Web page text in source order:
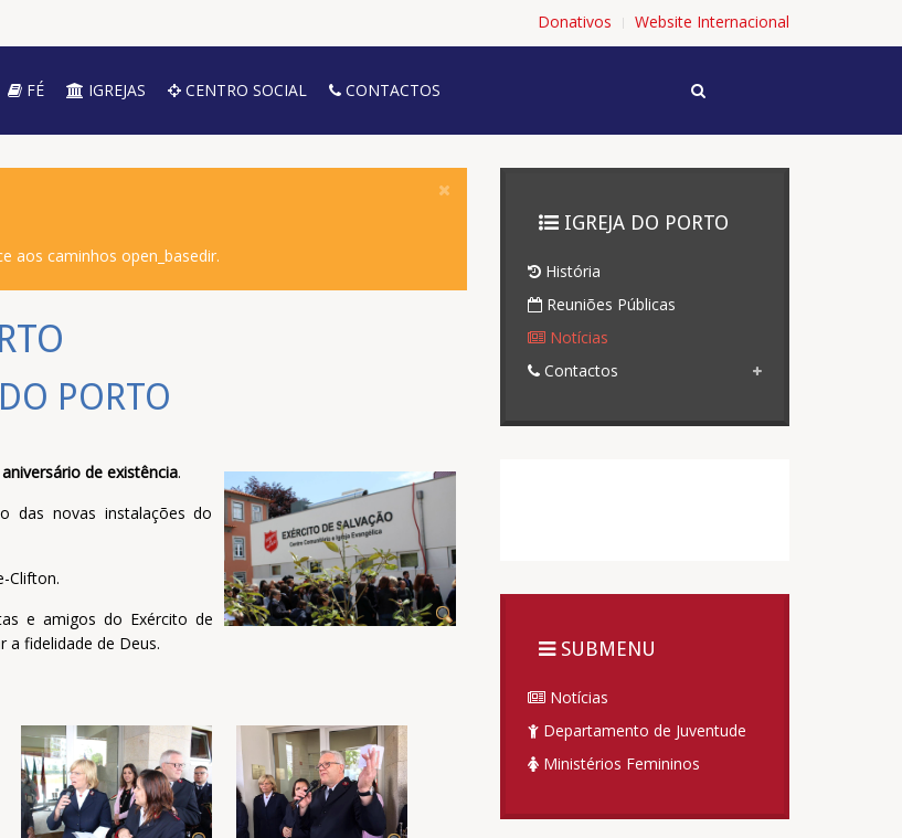
Donativos Website Internacional
FÉ IGREJAS CENTRO SOCIAL CONTACTOS
aos caminhos open_basedir.
PORTO
de existência.
das novas instalações do
Clifton.
e amigos do Exército de
a fidelidade de Deus.
IGREJA DO PORTO
História
Reuniões Públicas
Notícias
Contactos
SUBMENU
Notícias
Departamento de Juventude
Ministérios Femininos